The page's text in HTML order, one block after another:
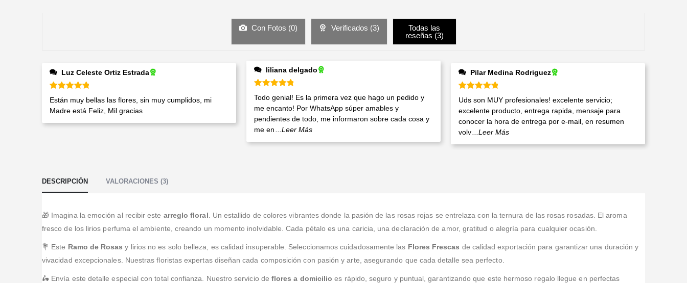
Con Fotos (0) Verificados (3)
Todas las
reseñas (3)
Luz Celeste Ortiz Estrada
Están muy bellas las flores, sin muy cumplidos, mi
Madre está Feliz, Mil gracias
liliana delgado
Todo genial! Es la primera vez que hago un pedido y
me encanto! Por WhatsApp súper amables y
pendientes de todo, me informaron sobre cada cosa y
me en
...Leer Más
Pilar Medina Rodriguez
Uds son MUY profesionales! excelente servicio;
excelente producto, entrega rapida, mensaje para
conocer la hora de entrega por e-mail, en resumen
volv
...Leer Más
DESCRIPCIÓN VALORACIONES (3)
🎁 Imagina la emoción al recibir este arreglo floral . Un estallido de colores vibrantes donde la pasión de las rosas rojas se entrelaza con la ternura de las rosas rosadas. El aroma
fresco de los lirios perfuma el ambiente, creando un momento inolvidable. Cada pétalo es una caricia, una declaración de amor, gratitud o alegría para cualquier ocasión.
💐 Este Ramo de Rosas y lirios no es solo belleza, es calidad insuperable. Seleccionamos cuidadosamente las Flores Frescas de calidad exportación para garantizar una duración y
vivacidad excepcionales. Nuestras floristas expertas diseñan cada composición con pasión y arte, asegurando que cada detalle sea perfecto.
🛵 Envía este detalle especial con total confianza. Nuestro servicio de flores a domicilio es rápido, seguro y puntual, garantizando que este hermoso regalo llegue en perfectas